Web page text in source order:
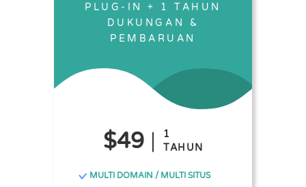
PLUG-IN + 1 TAHUN
DUKUNGAN &
PEMBARUAN
$49
1
TAHUN
MULTI DOMAIN / MULTI SITUS